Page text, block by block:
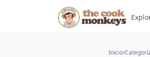
Inicio/